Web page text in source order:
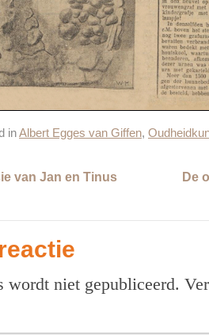
inAlbert Egges van Giffen,
van Jan en Tinus
De
wordt niet gepubliceerd.